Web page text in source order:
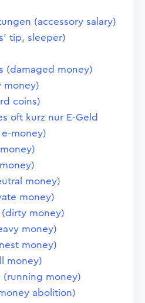
(accessory salary)
tip, sleeper)
(damaged money)
money)
coins)
oft kurz nur E-Geld
money)
money)
money)
money)
money)
money)
money)
(running money)
abolition)